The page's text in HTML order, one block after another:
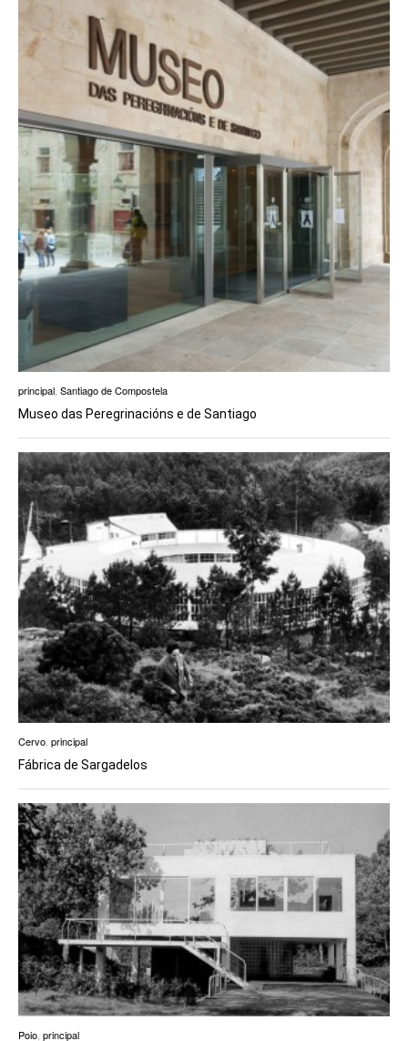
principal Santiago de Compostela
Museo das Peregrinacións e de Santiago
Cervo, principal
Fábrica de Sargadelos
Poio, principal